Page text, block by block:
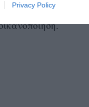
Privacy Policy
Δεν έχει